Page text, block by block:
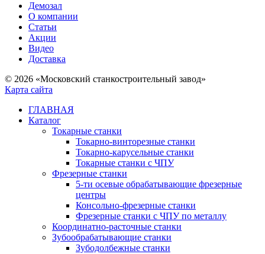
Демозал
О компании
Статьи
Акции
Видео
Доставка
© 2026 «Московский станкостроительный завод»
Карта сайта
ГЛАВНАЯ
Каталог
Токарные станки
Токарно-винторезные станки
Токарно-карусельные станки
Токарные станки с ЧПУ
Фрезерные станки
5-ти осевые обрабатывающие фрезерные
центры
Консольно-фрезерные станки
Фрезерные станки с ЧПУ по металлу
Координатно-расточные станки
Зубообрабатывающие станки
Зубодолбежные станки